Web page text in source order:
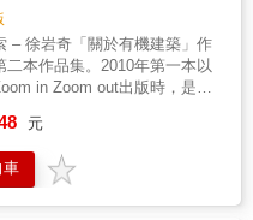
柯比意「思想與形式如何逐
脈絡。這本書透過實際案例與
象理論具體化，是理解 20 世紀
的參考書。本書經常被建築
專業建築師所引用，不只適合
佳建築設計參考、空間與比
階並重的作品集，在建築教育
永恆的影響力。▎現代建築大
人皆知勒．柯比意是個偉大的
得以切身感受這位「臺灣地域
如何回應土地、氣候與常民
縫，成為他藝術創作最根本
孤獨的創作者，如何對抗全世
惡虛偽，勇於向體制開刀，結
封鎖數十年；他的情感豐富，
；他的個性敏銳，書寫得極其
師不敢說的話，都寫出來。
心，文字是他的刀，而建築，
合成的璀璨舞台。勒．柯比
推翻，而是在衝突中鍛造自
們能在國際建築強權環伺的
出？妹島和世與西澤立衛，如
充滿傳奇性的兩人，有著何種
雄事務所的憂鬱階段，如何激
玩，義無反顧地投入設計？
、自由、浪漫的建築形態，背
計方法？他們如何設計出妹島
價值與照明專業的社會影響
– 徐岩奇「關於有機建築」作
二本作品集。2010年第一本以
in Zoom out出版時，是事
送與銷售，很快便沒有剩
希望收藏，要求再次出版，
，再版實受限制，因而醞釀出
元
車